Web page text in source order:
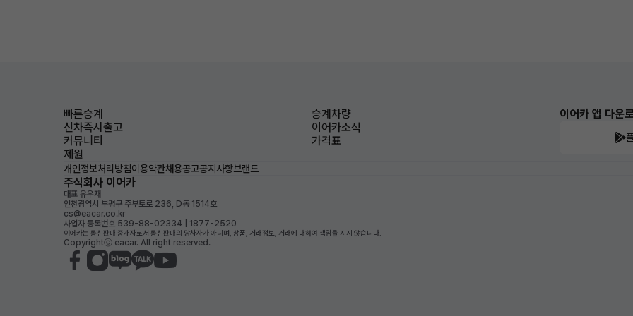
빠른승계
승계차량
신차즉시출고
이어카소식
커뮤니티
가격표
제원
이어카 앱 다운
개인정보처리방침이용약관채용공고공지사항브랜드
주식회사 이어카
대표 유우재
인천광역시 부평구 주부토로 236, D동 1514호
cs@eacar.co.kr
사업자 등록번호 539-88-02334 | 1877-2520
이어카는 통신판매 중개자로서 통신판매의 당사자가 아니며, 상품, 거래정보, 거래에 대하여 책임을 지지 않습니다.
Copyrightⓒ eacar. All right reserved.